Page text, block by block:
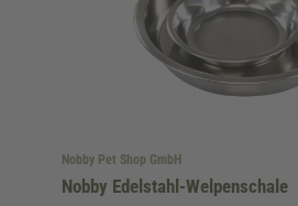
Nobby Pet Shop GmbH
Nobby Edelstahl-Welpenschale